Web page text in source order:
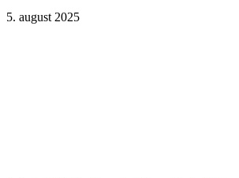
5. august 2025